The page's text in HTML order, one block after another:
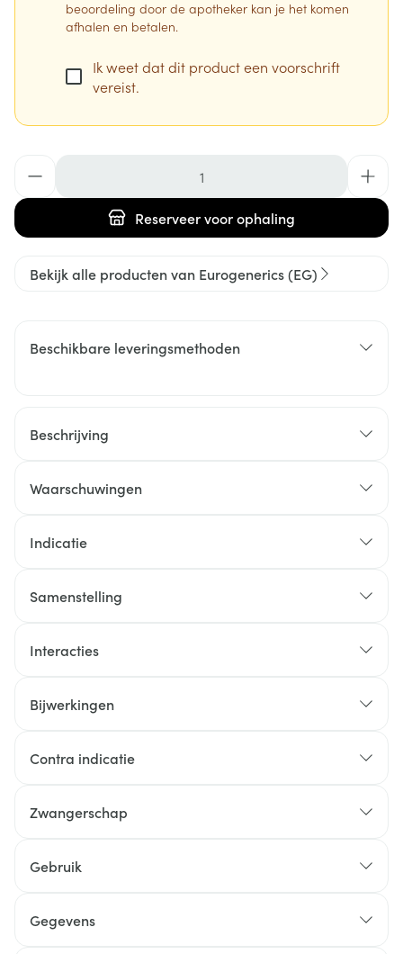
beoordeling door de apotheker kan je het komen
afhalen en betalen.
Ik weet dat dit product een voorschrift
vereist.
Reserveervoor ophaling
Bekijk alle producten van Eurogenerics (EG)
Beschikbare leveringsmethoden
Beschrijving
Waarschuwingen
Indicatie
Samenstelling
Interacties
Bijwerkingen
Contra indicatie
Zwangerschap
Gebruik
Gegevens